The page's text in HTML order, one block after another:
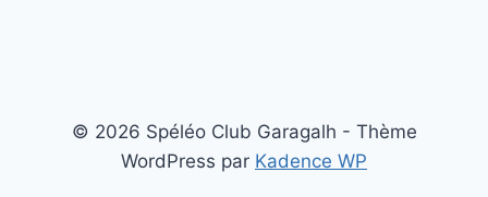
© 2026 Spéléo Club Garagalh - Thème
WordPress par Kadence WP